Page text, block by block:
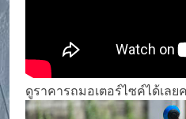
ดูราคารถมอเตอร์ไซค์ได้เลย